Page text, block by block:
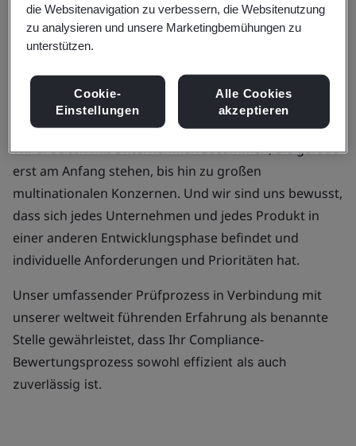
Herstellern zusammen, deren
Medizinprodukte von neuartigen
über komplexe bis hin zu
risikoreichen Produkten reichen.
Wir arbeiten mit Unternehmen zusammen, die gerade
erst am Anfang stehen, bis hin zu großen
multinationalen Konzernen. Und wir sind uns bewusst,
dass sich jedes Unternehmen und jedes Produkt in
einer anderen Entwicklungsphase befindet und
individuelle Anforderungen und Prioritäten hat.
Unser umfassender Prüfprozess in Verbindung mit
unserer weltweit führenden Erfahrung als benannte
Stelle gewährleistet, dass Ihr Compliance-
Bewertungsprozess sowohl effizient als auch
zuverlässig ist.
die Websitenavigation zu verbessern, die Websitenutzung
zu analysieren und unsere Marketingbemühungen zu
unterstützen.
Cookie-
Einstellungen
Alle Cookies
akzeptieren